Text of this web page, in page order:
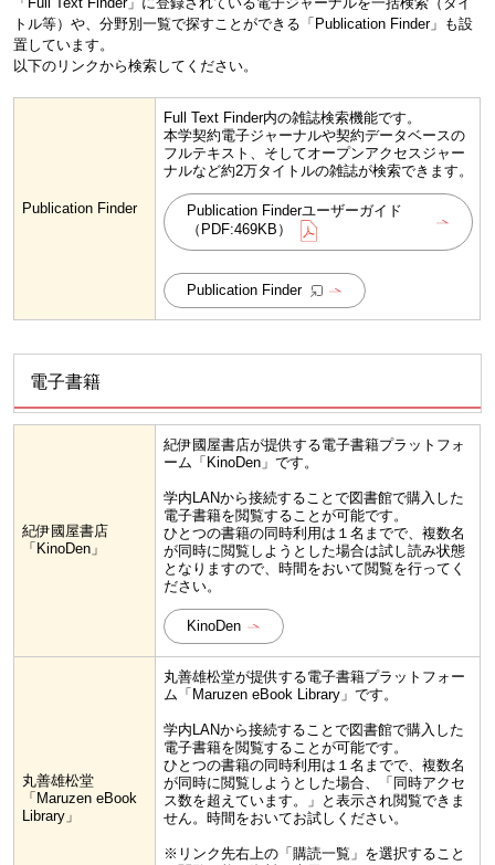
トル等）や、分野別一覧で探すことができる「Publication Finder」も設
置しています。
以下のリンクから検索してください。
Publication Finder
Full Text Finder内の雑誌検索機能です。
本学契約電子ジャーナルや契約データベースの
フルテキスト、そしてオープンアクセスジャー
ナルなど約2万タイトルの雑誌が検索できます。
Publication Finderユーザーガイド
（PDF:469KB）
Publication Finder
電子書籍
紀伊國屋書店
「KinoDen」
紀伊國屋書店が提供する電子書籍プラットフォ
ーム「KinoDen」です。
学内LANから接続することで図書館で購入した
電子書籍を閲覧することが可能です。
ひとつの書籍の同時利用は１名までで、複数名
が同時に閲覧しようとした場合は試し読み状態
となりますので、時間をおいて閲覧を行ってく
ださい。
KinoDen
丸善雄松堂
「Maruzen eBook
Library」
丸善雄松堂が提供する電子書籍プラットフォー
ム「Maruzen eBook Library」です。
学内LANから接続することで図書館で購入した
電子書籍を閲覧することが可能です。
ひとつの書籍の同時利用は１名までで、複数名
が同時に閲覧しようとした場合、「同時アクセ
ス数を超えています。」と表示され閲覧できま
せん。時間をおいてお試しください。
※リンク先右上の「購読一覧」を選択すること